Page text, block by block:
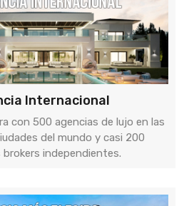
Internacional
con 500 agencias de lujo en las
del mundo y casi 200
brokers independientes.